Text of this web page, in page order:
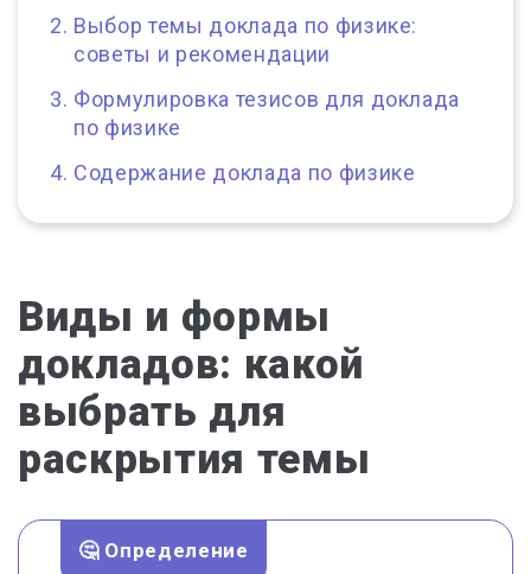
Выбор темы доклада по физике:
советы и рекомендации
Формулировка тезисов для доклада
по физике
Содержание доклада по физике
Виды и формы
докладов: какой
выбрать для
раскрытия темы
🤔 Определение